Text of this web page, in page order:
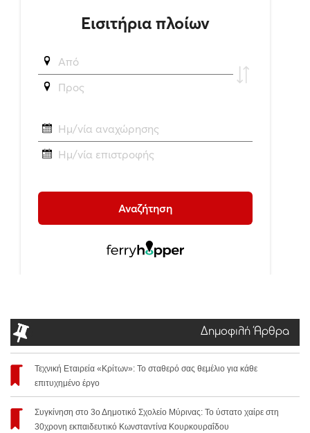
Δημοφιλή Άρθρα
Τεχνική Εταιρεία «Κρίτων»: Το σταθερό σας θεμέλιο για κάθε
επιτυχημένο έργο
Συγκίνηση στο 3ο Δημοτικό Σχολείο Μύρινας: Το ύστατο χαίρε στη
30χρονη εκπαιδευτικό Κωνσταντίνα Κουρκουραΐδου